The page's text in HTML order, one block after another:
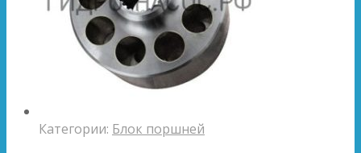
Категории: Блок поршней